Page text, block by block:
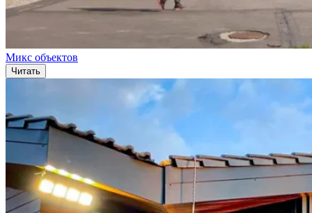
Микс объектов
Читать